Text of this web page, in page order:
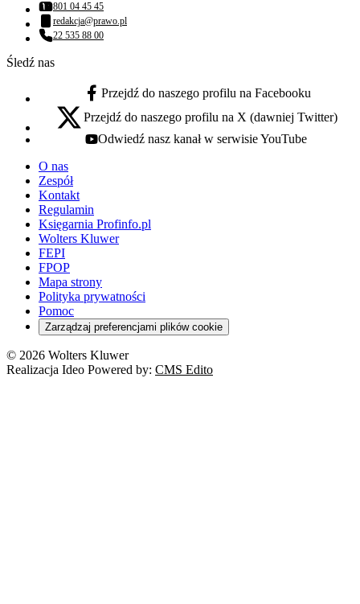
Numer telefonu:
801 04 45 45
Adres email:
redakcja@prawo.pl
Numer telefonu:
22 535 88 00
Śledź nas
facebook - otwiera się w nowej karcie
Przejdź do naszego profilu na Facebooku
x - otwiera się w nowej karcie
Przejdź do naszego profilu na X (dawniej Twitter)
youtube - otwiera się w nowej karcie
Odwiedź nasz kanał w serwisie YouTube
O nas
Zespół
Kontakt
Regulamin
Księgarnia Profinfo.pl
Wolters Kluwer
FEPI
FPOP
Mapa strony
Polityka prywatności
Pomoc
Zarządzaj preferencjami plików cookie
© 2026 Wolters Kluwer
Realizacja Ideo Powered by: CMS Edito